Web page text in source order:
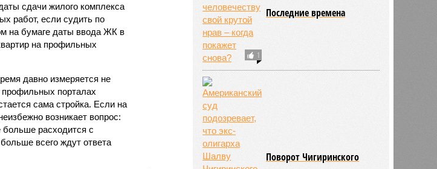
сдачи жилого комплекса
работ, если судить по
на бумаге даты ввода ЖК в
на профильных
давно измеряется не
порталах
сама стройка. Если на
возникает вопрос:
больше расходится с
всего ждут ответа
1
Последние времена
Поворот Чигиринского